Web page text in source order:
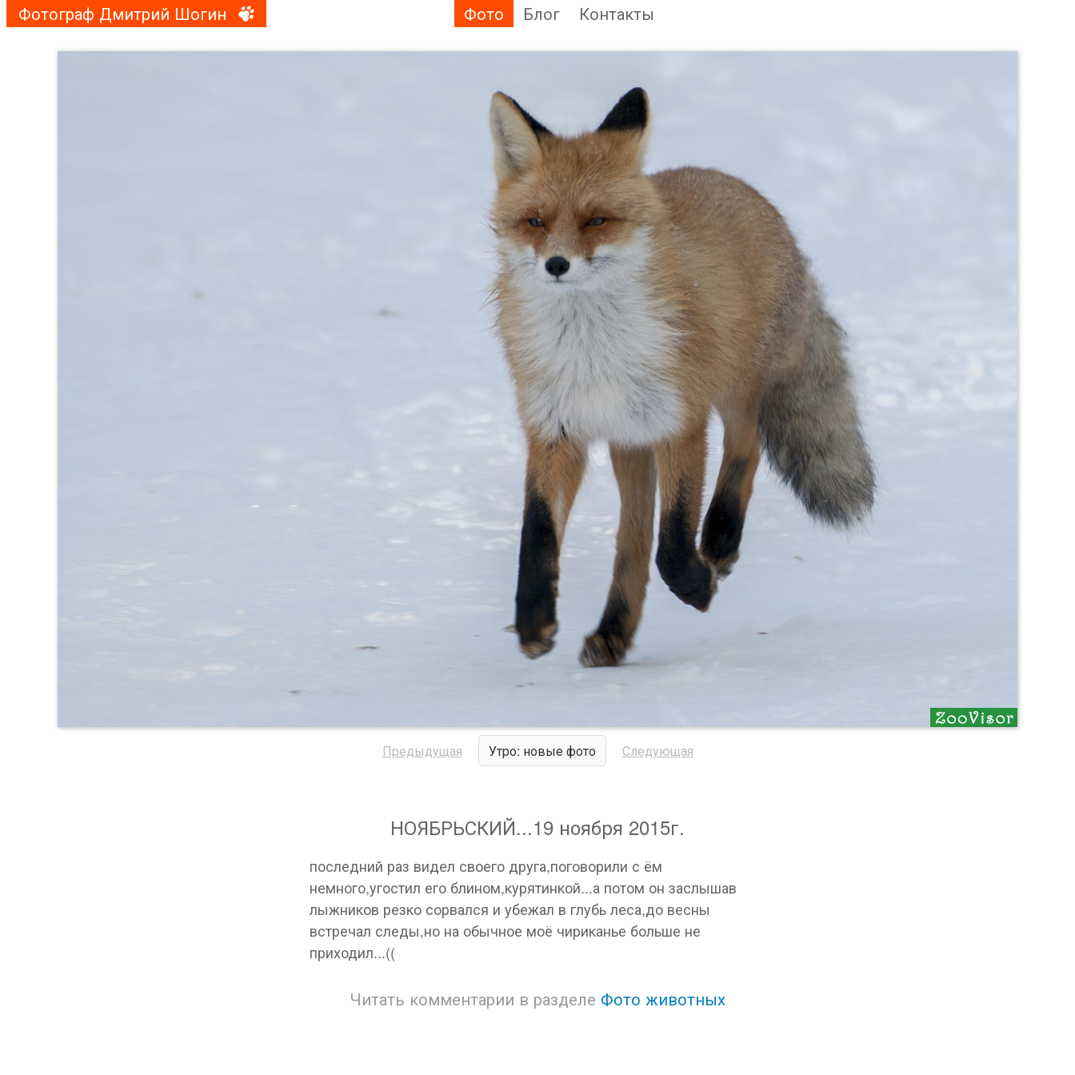
Фотограф Дмитрий Шогин Фото Блог Контакты
Предыдущая Утро: новые фото Следующая
НОЯБРЬСКИЙ...19 ноября 2015г.
последний раз видел своего друга,поговорили с ём
немного,угостил его блином,курятинкой...а потом он заслышав
лыжников резко сорвался и убежал в глубь леса,до весны
встречал следы,но на обычное моё чириканье больше не
приходил...((
Читать комментарии в разделе Фото животных